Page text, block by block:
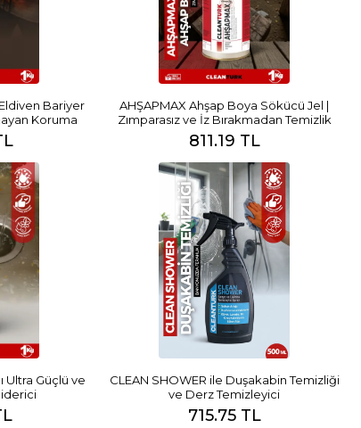
Bariyer
Koruma
AHŞAPMAX Ahşap Boya Sökücü Jel |
Zımparasız ve İz Bırakmadan Temizlik
811.19 TL
Ultra Güçlü ve
CLEAN SHOWER ile Duşakabin Temizliği​
ve Derz Temizleyici
715.75 TL